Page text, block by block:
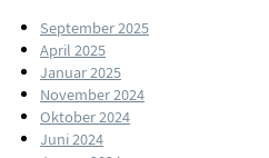
September 2025
April 2025
Januar 2025
November 2024
Oktober 2024
Juni 2024